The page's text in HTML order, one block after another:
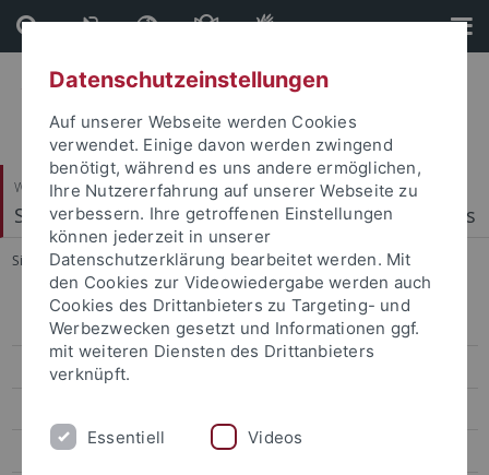
Direkt
zum
Inhalt
Direkt
zur
Fußleiste
Wirtschafts- und Sozialwissenschaftliche Fakultät
Statistics, Econometrics and Quantitative Methods
Sie sind hier: Startseite ... WS 2019/20
WS 2025/26
SS 2025
SS 2024
Datenschutzeinstellungen
Auf unserer Webseite werden Cookies
verwendet. Einige davon werden zwingend
benötigt, während es uns andere ermöglichen,
Ihre Nutzererfahrung auf unserer Webseite zu
verbessern. Ihre getroffenen Einstellungen
können jederzeit in unserer
Datenschutzerklärung bearbeitet werden. Mit
den Cookies zur Videowiedergabe werden auch
Cookies des Drittanbieters zu Targeting- und
Werbezwecken gesetzt und Informationen ggf.
mit weiteren Diensten des Drittanbieters
verknüpft.
Essentiell Videos